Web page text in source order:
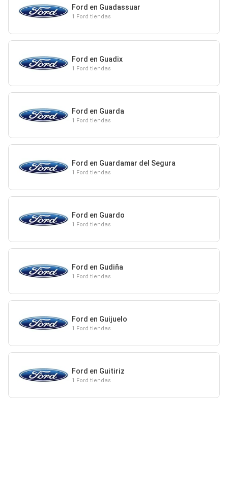
Ford en Guadassuar
1 Ford tiendas
Ford en Guadix
1 Ford tiendas
Ford en Guarda
1 Ford tiendas
Ford en Guardamar del Segura
1 Ford tiendas
Ford en Guardo
1 Ford tiendas
Ford en Gudiña
1 Ford tiendas
Ford en Guijuelo
1 Ford tiendas
Ford en Guitiriz
1 Ford tiendas